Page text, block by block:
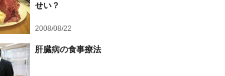
せい？
2008/08/22
肝臓病の食事療法